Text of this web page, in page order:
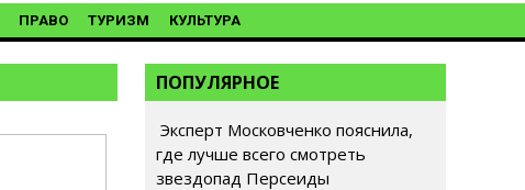
ПРАВО ТУРИЗМ КУЛЬТУРА
ПОПУЛЯРНОЕ
Эксперт Московченко пояснила,
где лучше всего смотреть
звездопад Персеиды